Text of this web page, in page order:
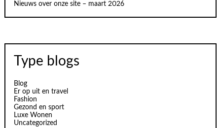
Nieuws over onze site – maart 2026
Type blogs
Blog
Er op uit en travel
Fashion
Gezond en sport
Luxe Wonen
Uncategorized